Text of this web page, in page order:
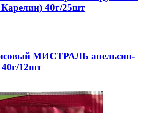
40г/25шт
МИСТРАЛЬ апельсин-
12шт